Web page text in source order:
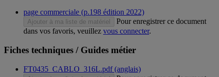
page commerciale (p.198 édition 2022)
Ajouter à ma liste de matériel
Pour enregistrer ce document
dans vos favoris, veuillez vous connecter.
Fiches techniques / Guides métier
FT0435_CABLO_316L.pdf (anglais)